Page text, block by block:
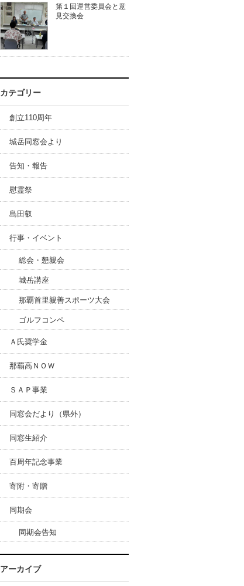
第１回運営委員会と意
見交換会
カテゴリー
創立110周年
城岳同窓会より
告知・報告
慰霊祭
島田叡
行事・イベント
総会・懇親会
城岳講座
那覇首里親善スポーツ大会
ゴルフコンペ
Ａ氏奨学金
那覇高ＮＯＷ
ＳＡＰ事業
同窓会だより（県外）
同窓生紹介
百周年記念事業
寄附・寄贈
同期会
同期会告知
アーカイブ